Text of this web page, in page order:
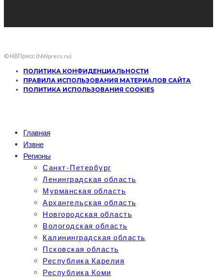
© НВПресс (NWpress.ru)
ПОЛИТИКА КОНФИДЕНЦИАЛЬНОСТИ
ПРАВИЛА ИСПОЛЬЗОВАНИЯ МАТЕРИАЛОВ САЙТА
ПОЛИТИКА ИСПОЛЬЗОВАНИЯ COOKIES
Главная
Извне
Регионы
Санкт-Петербург
Ленинградская область
Мурманская область
Архангельская область
Новгородская область
Вологодская область
Калининградская область
Псковская область
Республика Карелия
Республика Коми